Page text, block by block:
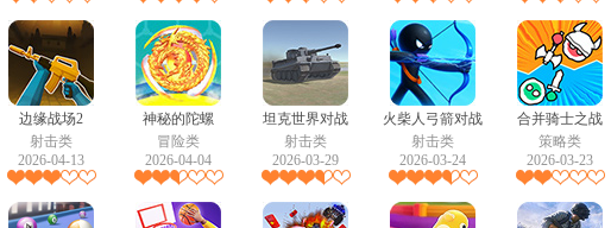
边缘战场2
射击类
2026-04-13
神秘的陀螺
冒险类
2026-04-04
坦克世界对战
射击类
2026-03-29
火柴人弓箭对战
射击类
2026-03-24
合并骑士之战
策略类
2026-03-23